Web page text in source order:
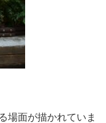
場面が描かれていま